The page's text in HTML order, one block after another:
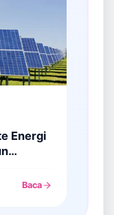
Energi
Baca